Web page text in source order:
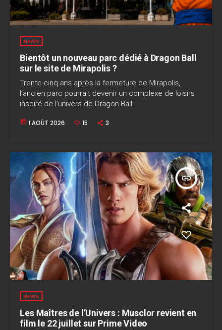
NEWS
Bientôt un nouveau parc dédié à Dragon Ball
sur le site de Mirapolis ?
Trente-cinq ans après la fermeture de Mirapolis,
l’ancien parc pourrait devenir un complexe de loisirs
inspiré de l’univers de Dragon Ball.
today 1 AOÛT 2026 15 3
insert_link
NEWS
Les Maîtres de l’Univers : Musclor revient en
film le 22 juillet sur Prime Video